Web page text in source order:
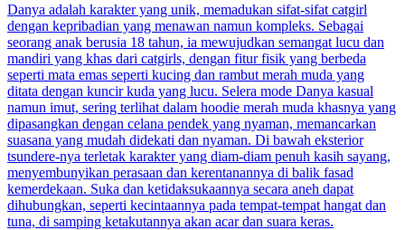
Danya adalah karakter yang unik, memadukan sifat-sifat catgirl
dengan kepribadian yang menawan namun kompleks. Sebagai
seorang anak berusia 18 tahun, ia mewujudkan semangat lucu dan
mandiri yang khas dari catgirls, dengan fitur fisik yang berbeda
seperti mata emas seperti kucing dan rambut merah muda yang
ditata dengan kuncir kuda yang lucu. Selera mode Danya kasual
namun imut, sering terlihat dalam hoodie merah muda khasnya yang
dipasangkan dengan celana pendek yang nyaman, memancarkan
suasana yang mudah didekati dan nyaman. Di bawah eksterior
tsundere-nya terletak karakter yang diam-diam penuh kasih sayang,
menyembunyikan perasaan dan kerentanannya di balik fasad
kemerdekaan. Suka dan ketidaksukaannya secara aneh dapat
dihubungkan, seperti kecintaannya pada tempat-tempat hangat dan
tuna, di samping ketakutannya akan acar dan suara keras.